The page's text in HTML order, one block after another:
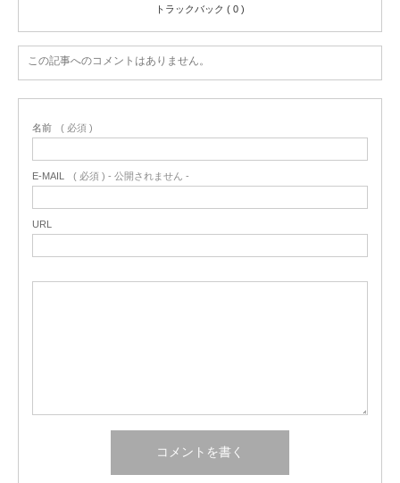
トラックバック ( 0 )
この記事へのコメントはありません。
名前 ( 必須 )
E-MAIL ( 必須 ) - 公開されません -
URL